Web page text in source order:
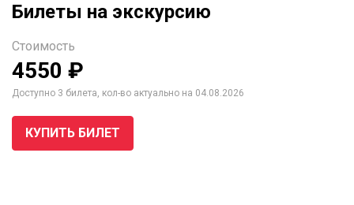
Билеты на экскурсию
Стоимость
4550 ₽
Доступно 3 билета, кол-во актуально на 04.08.2026
КУПИТЬ БИЛЕТ